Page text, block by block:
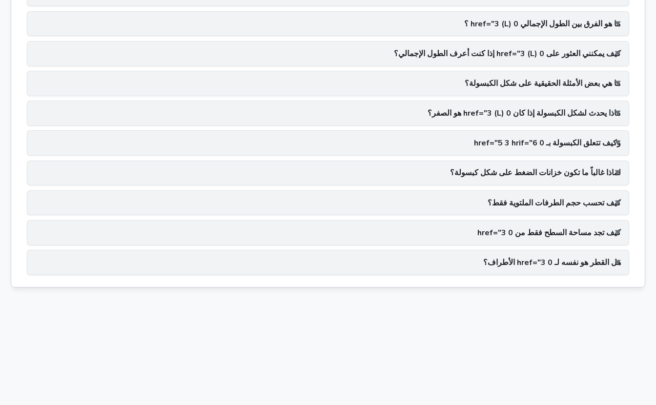
ما هو الفرق بين الطول الإجمالي 0 href="3 (L) ؟
كيف يمكنني العثور على 0 href="3 (L) إذا كنت أعرف الطول الإجمالي؟
ما هي بعض الأمثلة الحقيقية على شكل الكبسولة؟
ماذا يحدث لشكل الكبسولة إذا كان 0 href="3 (L) هو الصفر؟
وكيف تتعلق الكبسولة بـ 0 href="5 3 hrif="6
لماذا غالباً ما تكون خزانات الضغط على شكل كبسولة؟
كيف تحسب حجم الطرفات الملتوية فقط؟
كيف تجد مساحة السطح فقط من 0 href="3
هل القطر هو نفسه لـ 0 href="3 الأطراف؟